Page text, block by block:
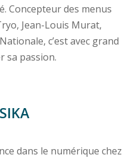
Concepteur des menus
Jean-Louis Murat,
c’est avec grand
sa passion.
dans le numérique chez